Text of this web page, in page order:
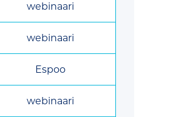
webinaari
webinaari
Espoo
webinaari